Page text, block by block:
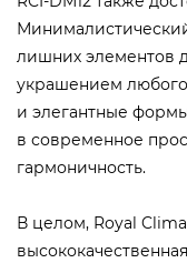
лишних элементов
украшением
и элегантные
в современное
гармоничность.
В целом, Royal Clima